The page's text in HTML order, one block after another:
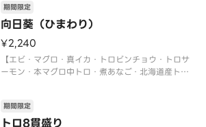
〈期間限定〉2026年9月30日（水）まで
※数量限定につき、売り切れの際はご容赦くださ
※写真
向日葵（ひまわり）
期間限定
¥2,240
【エビ・マグロ・真イカ・トロビンチョウ・トロサ
ーモン・本マグロ中トロ・煮あなご・北海道産トロ
〈期間限定〉2026年9月30日（水）まで
※数量限定につき、売り切れの際はご容赦くださ
トロ8貫盛り
期間限定